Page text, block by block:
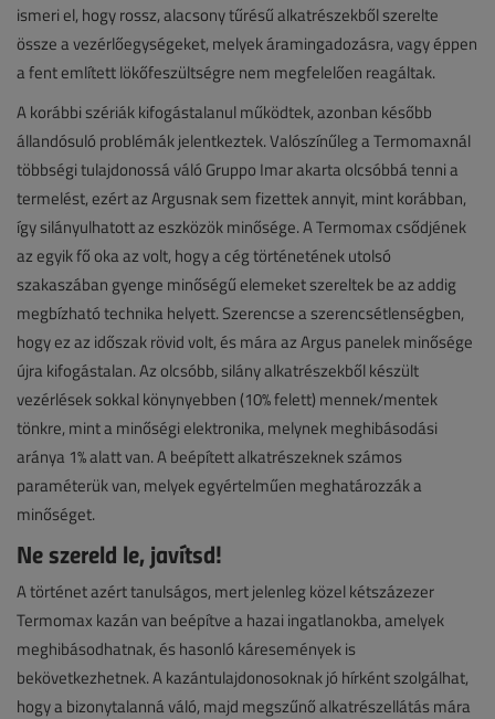
ismeri el, hogy rossz, alacsony tűrésű alkatrészekből szerelte
össze a vezérlőegységeket, melyek áramingadozásra, vagy éppen
a fent említett lökőfeszültségre nem megfelelően reagáltak.
A korábbi szériák kifogástalanul működtek, azonban később
állandósuló problémák jelentkeztek. Valószínűleg a Termomaxnál
többségi tulajdonossá váló Gruppo Imar akarta olcsóbbá tenni a
termelést, ezért az Argusnak sem fizettek annyit, mint korábban,
így silányulhatott az eszközök minősége. A Termomax csődjének
az egyik fő oka az volt, hogy a cég történetének utolsó
szakaszában gyenge minőségű elemeket szereltek be az addig
megbízható technika helyett. Szerencse a szerencsétlenségben,
hogy ez az időszak rövid volt, és mára az Argus panelek minősége
újra kifogástalan. Az olcsóbb, silány alkatrészekből készült
vezérlések sokkal könynyebben (10% felett) mennek/mentek
tönkre, mint a minőségi elektronika, melynek meghibásodási
aránya 1% alatt van. A beépített alkatrészeknek számos
paraméterük van, melyek egyértelműen meghatározzák a
minőséget.
Ne szereld le, javítsd!
A történet azért tanulságos, mert jelenleg közel kétszázezer
Termomax kazán van beépítve a hazai ingatlanokba, amelyek
meghibásodhatnak, és hasonló káresemények is
bekövetkezhetnek. A kazántulajdonosoknak jó hírként szolgálhat,
hogy a bizonytalanná váló, majd megszűnő alkatrészellátás mára